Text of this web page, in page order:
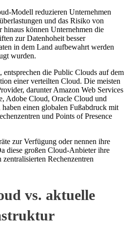
Modell reduzieren Unternehmen
und das Risiko von
hinaus können Unternehmen die
zur Datenhoheit besser
in dem Land aufbewahrt werden
wurden.
entsprechen die Public Clouds auf dem
einer verteilten Cloud. Die meisten
darunter Amazon Web Services
Adobe Cloud, Oracle Cloud und
haben einen globalen Fußabdruck mit
und Points of Presence
zur Verfügung oder nennen ihre
diese großen Cloud-Anbieter ihre
Rechenzentren
vs. aktuelle